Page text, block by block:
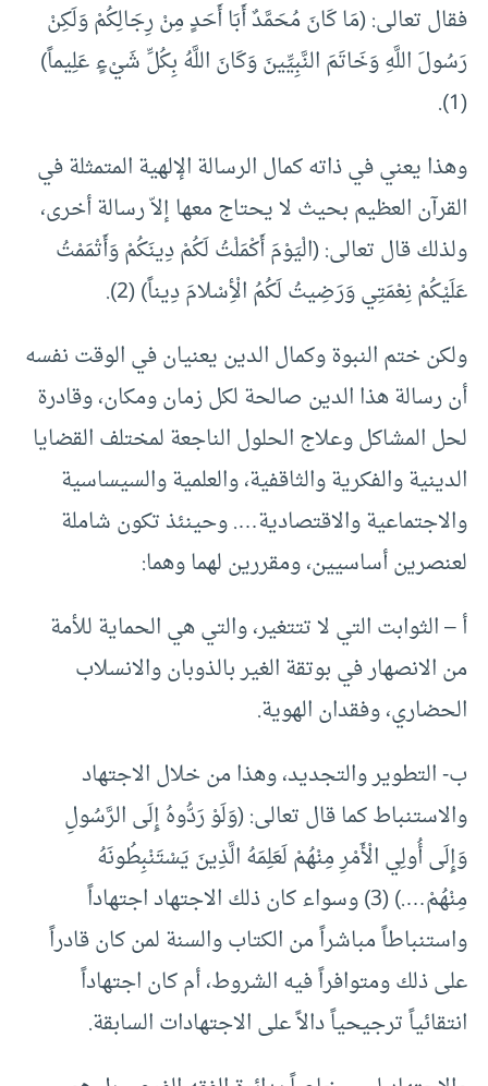
فقال تعالى: (مَا كَانَ مُحَمَّدٌ أَبَا أَحَدٍ مِنْ رِجَالِكُمْ وَلَكِنْ
رَسُولَ اللَّهِ وَخَاتَمَ النَّبِيِّينَ وَكَانَ اللَّهُ بِكُلِّ شَيْءٍ عَلِيماً)
(1).
وهذا يعني في ذاته كمال الرسالة الإلهية المتمثلة في
القرآن العظيم بحيث لا يحتاج معها إلاّ رسالة أخرى،
ولذلك قال تعالى: (الْيَوْمَ أَكْمَلْتُ لَكُمْ دِينَكُمْ وَأَتْمَمْتُ
عَلَيْكُمْ نِعْمَتِي وَرَضِيتُ لَكُمُ الْأِسْلامَ دِيناً) (2).
ولكن ختم النبوة وكمال الدين يعنيان في الوقت نفسه
أن رسالة هذا الدين صالحة لكل زمان ومكان، وقادرة
لحل المشاكل وعلاج الحلول الناجعة لمختلف القضايا
الدينية والفكرية والثاقفية، والعلمية والسيساسية
والاجتماعية والاقتصادية…. وحينئذ تكون شاملة
لعنصرين أساسيين، ومقررين لهما وهما:
‌أ – الثوابت التي لا تتتغير، والتي هي الحماية للأمة
من الانصهار في بوتقة الغير بالذوبان والانسلاب
الحضاري، وفقدان الهوية.
‌ب- التطوير والتجديد، وهذا من خلال الاجتهاد
والاستنباط كما قال تعالى: (وَلَوْ رَدُّوهُ إِلَى الرَّسُولِ
وَإِلَى أُولِي الْأَمْرِ مِنْهُمْ لَعَلِمَهُ الَّذِينَ يَسْتَنْبِطُونَهُ
مِنْهُمْ….) (3) وسواء كان ذلك الاجتهاد اجتهاداً
واستنباطاً مباشراً من الكتاب والسنة لمن كان قادراً
على ذلك ومتوافراً فيه الشروط، أم كان اجتهاداً
انتقائياً ترجيحياً دالاً على الاجتهادات السابقة.